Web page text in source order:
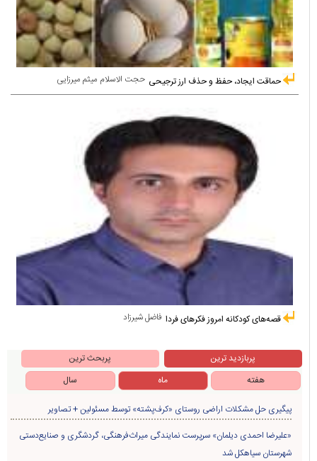
حجت الاسلام میثم میرزایی حماقت ایجاد، حفظ و حذف ارز ترجیحی
فاضل شیرزاد قصه‌های کودکانه امروز فکرهای فردا
پربازدید ترین
پربحث ترین
هفته
ماه سال
پیگیری حل مشکلات اراضی روستای «کرف‌پشته» توسط مسئولین + تصاویر
«علیرضا احمدی دیلمان» سرپرست نمایندگی میراث‌فرهنگی، گردشگری و صنایع‌دستی
شهرستان سیاهکل شد